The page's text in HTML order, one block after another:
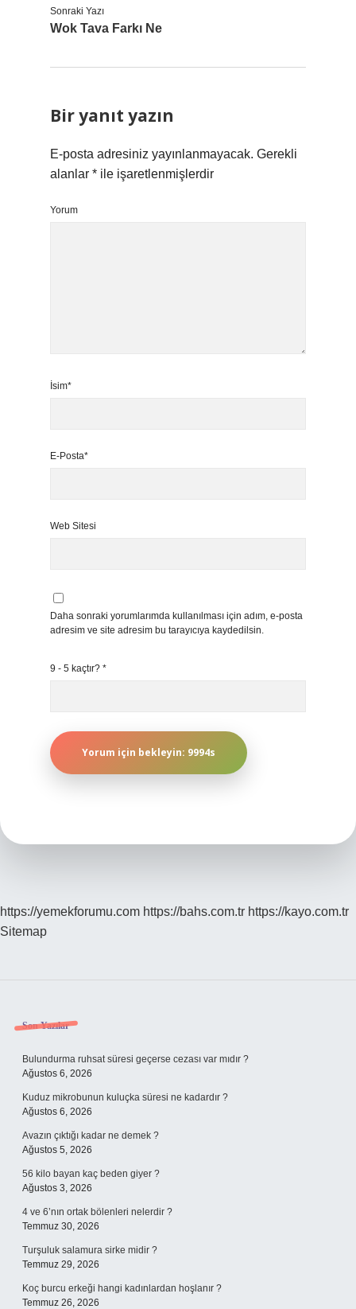
Sonraki Yazı
Wok Tava Farkı Ne
Bir yanıt yazın
E-posta adresiniz yayınlanmayacak. Gerekli
alanlar * ile işaretlenmişlerdir
Yorum
İsim*
E-Posta*
Web Sitesi
Daha sonraki yorumlarımda kullanılması için adım, e-posta
adresim ve site adresim bu tarayıcıya kaydedilsin.
9 - 5 kaçtır? *
https://yemekforumu.com https://bahs.com.tr https://kayo.com.tr
Sitemap
Sidebar
Son Yazılar
Bulundurma ruhsat süresi geçerse cezası var mıdır ?
Ağustos 6, 2026
Kuduz mikrobunun kuluçka süresi ne kadardır ?
Ağustos 6, 2026
Avazın çıktığı kadar ne demek ?
Ağustos 5, 2026
56 kilo bayan kaç beden giyer ?
Ağustos 3, 2026
4 ve 6’nın ortak bölenleri nelerdir ?
Temmuz 30, 2026
Turşuluk salamura sirke midir ?
Temmuz 29, 2026
Koç burcu erkeği hangi kadınlardan hoşlanır ?
Temmuz 26, 2026